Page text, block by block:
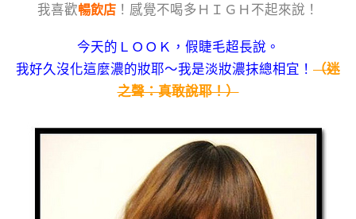
我喜歡暢飲店 ！感覺不喝多ＨＩＧＨ不起來說！
今天的ＬＯＯＫ，假睫毛超長說。
我好久沒化這麼濃的妝耶～我是淡妝濃抹總相宜！ （迷
之聲：真敢說耶！）